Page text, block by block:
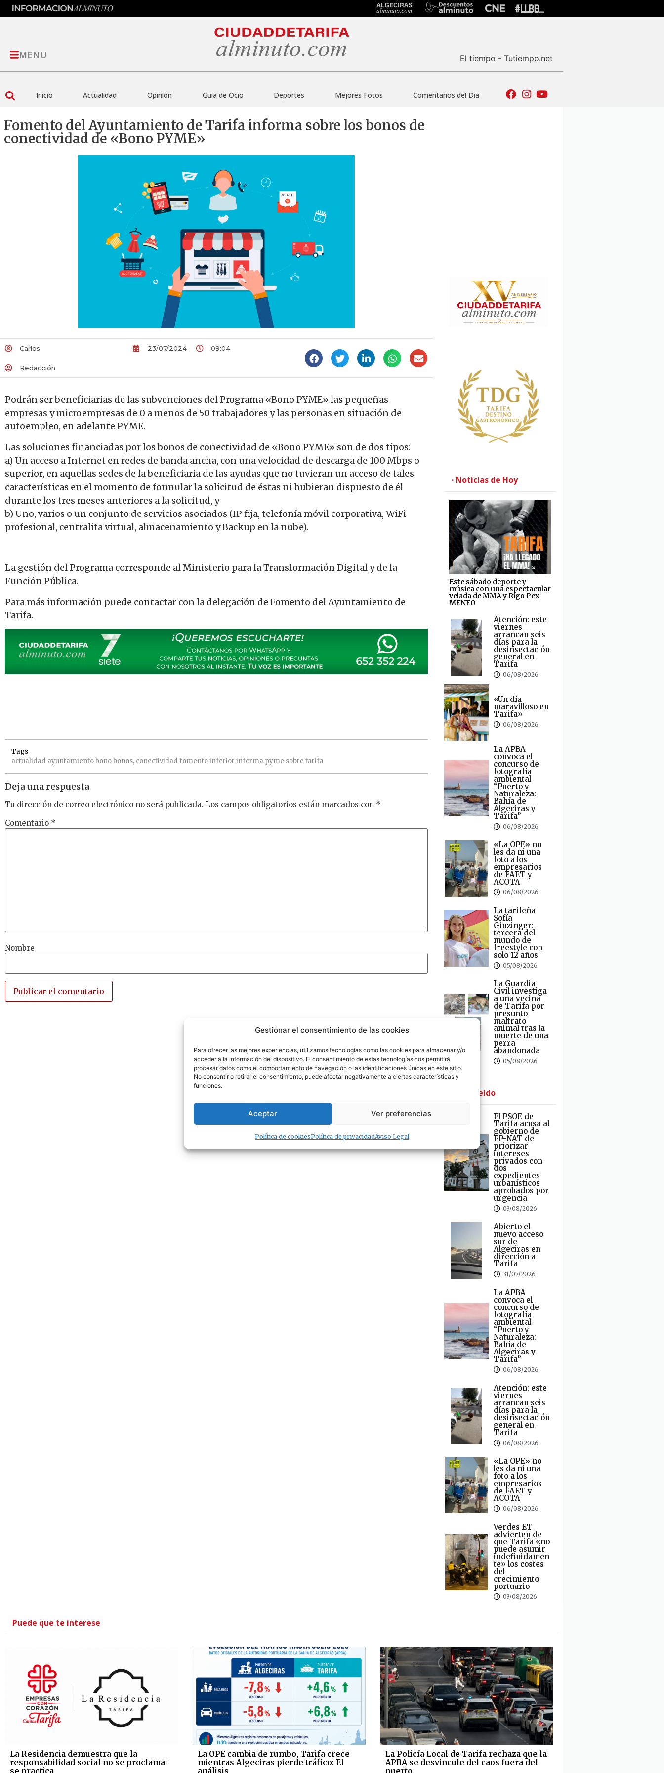
Gestionar el consentimiento de las cookies
Para ofrecer las mejores experiencias, utilizamos tecnologías como las cookies para almacenar y/o
acceder a la información del dispositivo. El consentimiento de estas tecnologías nos permitirá
procesar datos como el comportamiento de navegación o las identificaciones únicas en este sitio.
No consentir o retirar el consentimiento, puede afectar negativamente a ciertas características y
funciones.
Aceptar Ver preferencias
Política de cookiesPolítica de privacidadAviso Legal
MENU El tiempo - Tutiempo.net
Inicio Actualidad Opinión Guía de Ocio Deportes Mejores Fotos Comentarios del Día
Fomento del Ayuntamiento de Tarifa informa sobre los bonos de
conectividad de «Bono PYME»
Carlos
Redacción
23/07/2024 09:04
Podrán ser beneficiarias de las subvenciones del Programa «Bono PYME» las pequeñas
empresas y microempresas de 0 a menos de 50 trabajadores y las personas en situación de
autoempleo, en adelante PYME.
Las soluciones financiadas por los bonos de conectividad de «Bono PYME» son de dos tipos:
a) Un acceso a Internet en redes de banda ancha, con una velocidad de descarga de 100 Mbps o
superior, en aquellas sedes de la beneficiaria de las ayudas que no tuvieran un acceso de tales
características en el momento de formular la solicitud de éstas ni hubieran dispuesto de él
durante los tres meses anteriores a la solicitud, y
b) Uno, varios o un conjunto de servicios asociados (IP fija, telefonía móvil corporativa, WiFi
profesional, centralita virtual, almacenamiento y Backup en la nube).
La gestión del Programa corresponde al Ministerio para la Transformación Digital y de la
Función Pública.
Para más información puede contactar con la delegación de Fomento del Ayuntamiento de
Tarifa.
Tags
actualidad ayuntamientobonobonos, conectividad fomentoinferior informa pyme sobre tarifa
Deja una respuesta
Tu dirección de correo electrónico no será publicada. Los campos obligatorios están marcados con *
Comentario *
Nombre
· Noticias de Hoy
Este sábado deporte y
música con una espectacular
velada de MMA y Rigo Pex-
MENEO
Atención: este
viernes
arrancan seis
días para la
desinsectación
general en
Tarifa
06/08/2026
«Un día
maravilloso en
Tarifa»
06/08/2026
La APBA
convoca el
concurso de
fotografía
ambiental
“Puerto y
Naturaleza:
Bahía de
Algeciras y
Tarifa”
06/08/2026
«La OPE» no
les da ni una
foto a los
empresarios
de FAET y
ACOTA
06/08/2026
La tarifeña
Sofía
Ginzinger:
tercera del
mundo de
freestyle con
solo 12 años
05/08/2026
La Guardia
Civil investiga
a una vecina
de Tarifa por
presunto
maltrato
animal tras la
muerte de una
perra
abandonada
05/08/2026
· Lo + Leído
El PSOE de
Tarifa acusa al
gobierno de
PP-NAT de
priorizar
intereses
privados con
dos
expedientes
urbanísticos
aprobados por
urgencia
03/08/2026
Abierto el
nuevo acceso
sur de
Algeciras en
dirección a
Tarifa
31/07/2026
La APBA
convoca el
concurso de
fotografía
ambiental
“Puerto y
Naturaleza:
Bahía de
Algeciras y
Tarifa”
06/08/2026
Atención: este
viernes
arrancan seis
días para la
desinsectación
general en
Tarifa
06/08/2026
«La OPE» no
les da ni una
foto a los
empresarios
de FAET y
ACOTA
06/08/2026
Verdes ET
advierten de
que Tarifa «no
puede asumir
indefinidamen
te» los costes
del
crecimiento
portuario
03/08/2026
Puede que te interese
La Residencia demuestra que la
responsabilidad social no se proclama:
se practica
La OPE cambia de rumbo, Tarifa crece
mientras Algeciras pierde tráfico: El
análisis
La Policía Local de Tarifa rechaza que la
APBA se desvincule del caos fuera del
puerto